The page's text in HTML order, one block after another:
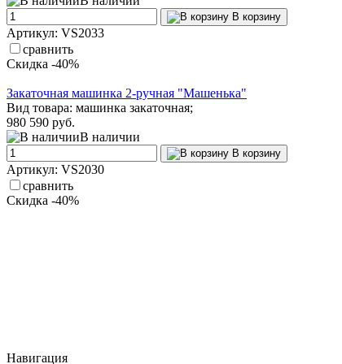
В корзину
Артикул: VS2033
сравнить
Скидка -40%
Закаточная машинка 2-ручная "Машенька"
Вид товара: машинка закаточная;
980 590 руб.
В наличии
В корзину
Артикул: VS2030
сравнить
Скидка -40%
Навигация